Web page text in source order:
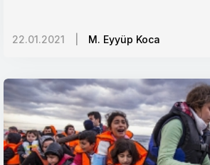
Libyada Hafter Darbesine Türkiye Freni
Yeni Bir Jeopolitik Mücadele Alanı:
Afrika ve Yeni Sömürgecilik
22.01.2021 M. Eyyüp Koca